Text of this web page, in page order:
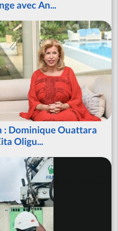
avec An...
Dominique Ouattara
Oligu...